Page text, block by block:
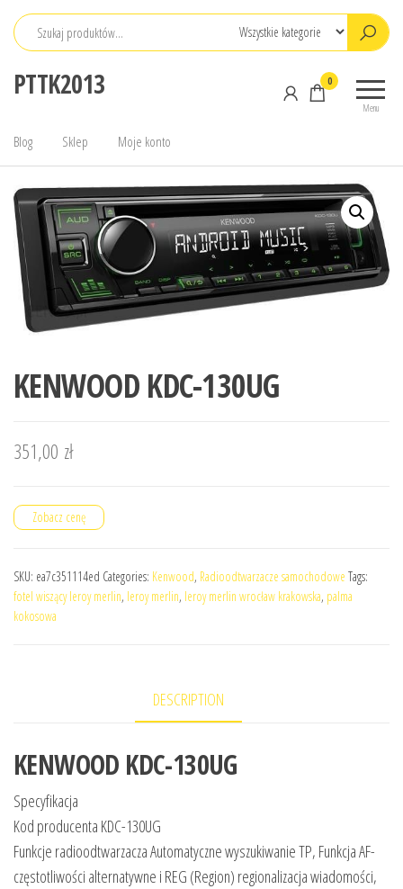
Przejdź
PTTK2013
Menu
0
Blog Sklep Moje konto
KENWOOD KDC-130UG
351,00 zł
Zobacz cenę
SKU: ea7c351114ed Categories: Kenwood, Radioodtwarzacze samochodowe Tags:
fotel wiszący leroy merlin, leroy merlin, leroy merlin wrocław krakowska, palma
kokosowa
DESCRIPTION
KENWOOD KDC-130UG
Specyfikacja
Kod producenta KDC-130UG
Funkcje radioodtwarzacza Automatyczne wyszukiwanie TP, Funkcja AF-
częstotliwości alternatywne i REG (Region) regionalizacja wiadomości,